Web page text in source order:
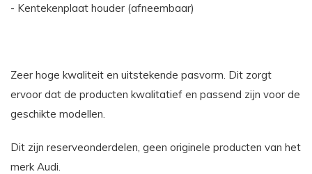
- Kentekenplaat houder (afneembaar)
Zeer hoge kwaliteit en uitstekende pasvorm. Dit zorgt
ervoor dat de producten kwalitatief en passend zijn voor de
geschikte modellen.
Dit zijn reserveonderdelen, geen originele producten van het
merk Audi.